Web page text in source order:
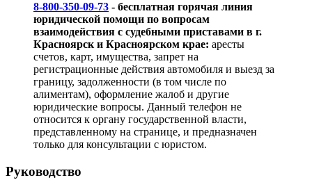
8-800-350-09-73 - бесплатная горячая линия
юридической помощи по вопросам
взаимодействия с судебными приставами в г.
Красноярск и Красноярском крае: аресты
счетов, карт, имущества, запрет на
регистрационные действия автомобиля и выезд за
границу, задолженности (в том числе по
алиментам), оформление жалоб и другие
юридические вопросы. Данный телефон не
относится к органу государственной власти,
представленному на странице, и предназначен
только для консультации с юристом.
Руководство